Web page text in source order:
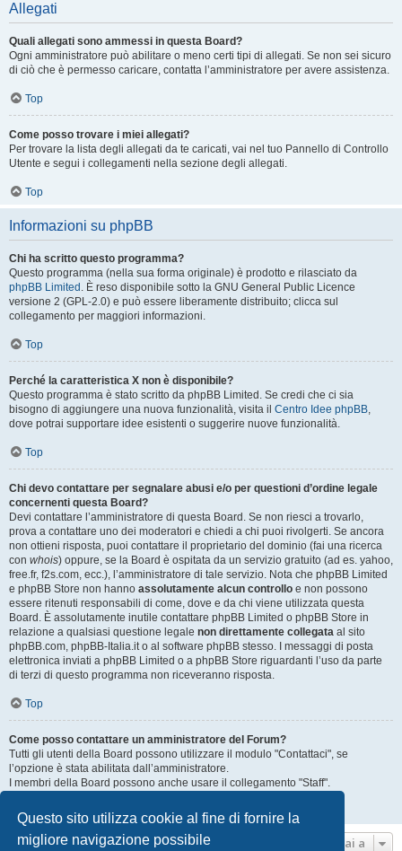
Questo sito utilizza cookie al fine di fornire la
migliore navigazione possibile
Allegati
Quali allegati sono ammessi in questa Board?
Ogni amministratore può abilitare o meno certi tipi di allegati. Se non sei sicuro
di ciò che è permesso caricare, contatta l’amministratore per avere assistenza.
Top
Come posso trovare i miei allegati?
Per trovare la lista degli allegati da te caricati, vai nel tuo Pannello di Controllo
Utente e segui i collegamenti nella sezione degli allegati.
Top
Informazioni su phpBB
Chi ha scritto questo programma?
Questo programma (nella sua forma originale) è prodotto e rilasciato da
phpBB Limited . È reso disponibile sotto la GNU General Public Licence
versione 2 (GPL-2.0) e può essere liberamente distribuito; clicca sul
collegamento per maggiori informazioni.
Top
Perché la caratteristica X non è disponibile?
Questo programma è stato scritto da phpBB Limited. Se credi che ci sia
bisogno di aggiungere una nuova funzionalità, visita il Centro Idee phpBB,
dove potrai supportare idee esistenti o suggerire nuove funzionalità.
Top
Chi devo contattare per segnalare abusi e/o per questioni d’ordine legale
concernenti questa Board?
Devi contattare l’amministratore di questa Board. Se non riesci a trovarlo,
prova a contattare uno dei moderatori e chiedi a chi puoi rivolgerti. Se ancora
non ottieni risposta, puoi contattare il proprietario del dominio (fai una ricerca
con whois) oppure, se la Board è ospitata da un servizio gratuito (ad es. yahoo,
free.fr, f2s.com, ecc.), l’amministratore di tale servizio. Nota che phpBB Limited
e phpBB Store non hanno assolutamente alcun controllo e non possono
essere ritenuti responsabili di come, dove e da chi viene utilizzata questa
Board. È assolutamente inutile contattare phpBB Limited o phpBB Store in
relazione a qualsiasi questione legale non direttamente collegata al sito
phpBB.com, phpBB-Italia.it o al software phpBB stesso. I messaggi di posta
elettronica inviati a phpBB Limited o a phpBB Store riguardanti l’uso da parte
di terzi di questo programma non riceveranno risposta.
Top
Come posso contattare un amministratore del Forum?
Tutti gli utenti della Board possono utilizzare il modulo "Contattaci", se
l’opzione è stata abilitata dall’amministratore.
I membri della Board possono anche usare il collegamento "Staff".
Top
Vai a